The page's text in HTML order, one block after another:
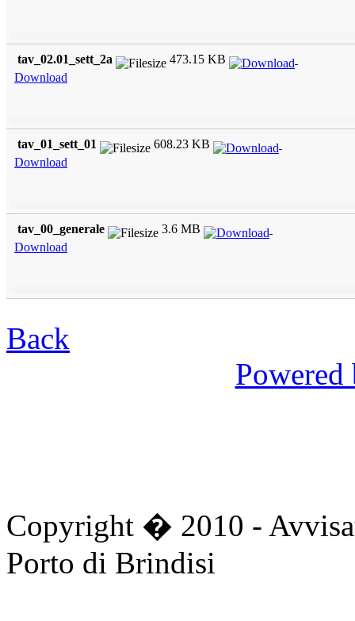
tav_02.01_sett_2a
473.15 KB
Download
tav_01_sett_01
608.23 KB
Download
tav_00_generale
3.6 MB
Download
Back
Copyright � 2010 -
Porto di Brindisi